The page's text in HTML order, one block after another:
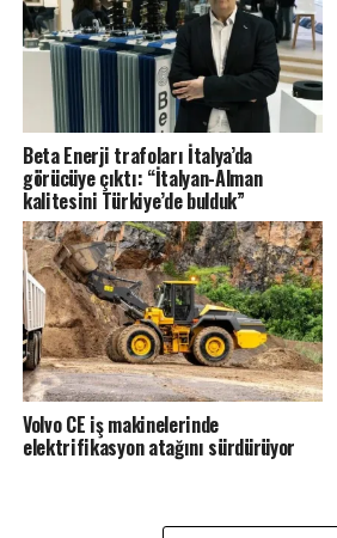
Beta Enerji trafoları İtalya’da
görücüye çıktı: “İtalyan-Alman
kalitesini Türkiye’de bulduk”
Volvo CE iş makinelerinde
elektrifikasyon atağını sürdürüyor